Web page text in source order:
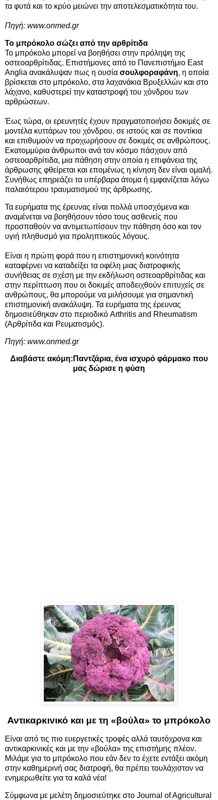
τα φυτά και το κρύο μειώνει την αποτελεσματικότητα του.
Πηγή: www.onmed.gr
Το μπρόκολο σώζει από την αρθρίτιδα
Το μπρόκολο μπορεί να βοηθήσει στην πρόληψη της
οστεοαρθρίτιδας. Επιστήμονες από το Πανεπιστήμιο East
Anglia ανακάλυψαν πως η ουσία σουλφοραφάνη, η οποία
βρίσκεται στο μπρόκολο, στα λαχανάκια Βρυξελλών και στο
λάχανο, καθυστερεί την καταστροφή του χόνδρου των
αρθρώσεων.
Έως τώρα, οι ερευνητές έχουν πραγματοποιήσει δοκιμές σε
μοντέλα κυττάρων του χόνδρου, σε ιστούς και σε ποντίκια
και επιθυμούν να προχωρήσουν σε δοκιμές σε ανθρώπους.
Εκατομμύρια άνθρωποι ανά τον κόσμο πάσχουν από
οστεοαρθρίτιδα, μια πάθηση στην οποία η επιφάνεια της
άρθρωσης φθείρεται και επομένως η κίνηση δεν είναι ομαλή.
Συνήθως επηρεάζει τα υπέρβαρα άτομα ή εμφανίζεται λόγω
παλαιότερου τραυματισμού της άρθρωσης.
Τα ευρήματα της έρευνας είναι πολλά υποσχόμενα και
αναμένεται να βοηθήσουν τόσο τους ασθενείς που
προσπαθούν να αντιμετωπίσουν την πάθηση όσο και τον
υγιή πληθυσμό για προληπτικούς λόγους.
Είναι η πρώτη φορά που η επιστημονική κοινότητα
καταφέρνει να καταδείξει τα οφέλη μιας διατροφικής
συνήθειας σε σχέση με την εκδήλωση οστεοαρθρίτιδας και
στην περίπτωση που οι δοκιμές αποδειχθούν επιτυχείς σε
ανθρώπους, θα μπορούμε να μιλήσουμε για σημαντική
επιστημονική ανακάλυψη. Τα ευρήματα της έρευνας
δημοσιεύθηκαν στο περιοδικό Arthritis and Rheumatism
(Αρθρίτιδα και Ρευματισμός).
Πηγή: www.onmed.gr
Διαβάστε ακόμη: Παντζάρια, ένα ισχυρό φάρμακο που
μας δώρισε η φύση
Αντικαρκινικό και με τη «βούλα» το μπρόκολο
Είναι από τις πιο ευεργετικές τροφές αλλά ταυτόχρονα και
αντικαρκινικές και με την «βούλα» της επιστήμης πλέον.
Μιλάμε για το μπρόκολο που εάν δεν το έχετε εντάξει ακόμη
στην καθημερινή σας διατροφή, θα πρέπει τουλάχιστον να
ενημερωθείτε για τα καλά νέα!
Σύμφωνα με μελέτη δημοσιεύτηκε στο Journal of Agricultural